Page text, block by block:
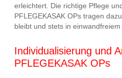
erleichtert. Die richtige Pflege
PFLEGEKASAK OPs tragen
bleibt und stets in einwandfreiem
Individualisierung und
PFLEGEKASAK OPs